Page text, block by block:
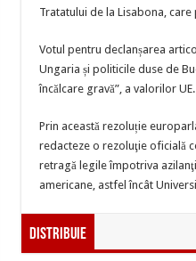
Tratatului de la Lisabona,
Votul pentru declanșarea
Ungaria și politicile duse de
încălcare gravă”, a valorilor UE.
Prin această rezoluție
redacteze o rezoluţie oficială
retragă legile împotriva
americane, astfel încât
Distribuie